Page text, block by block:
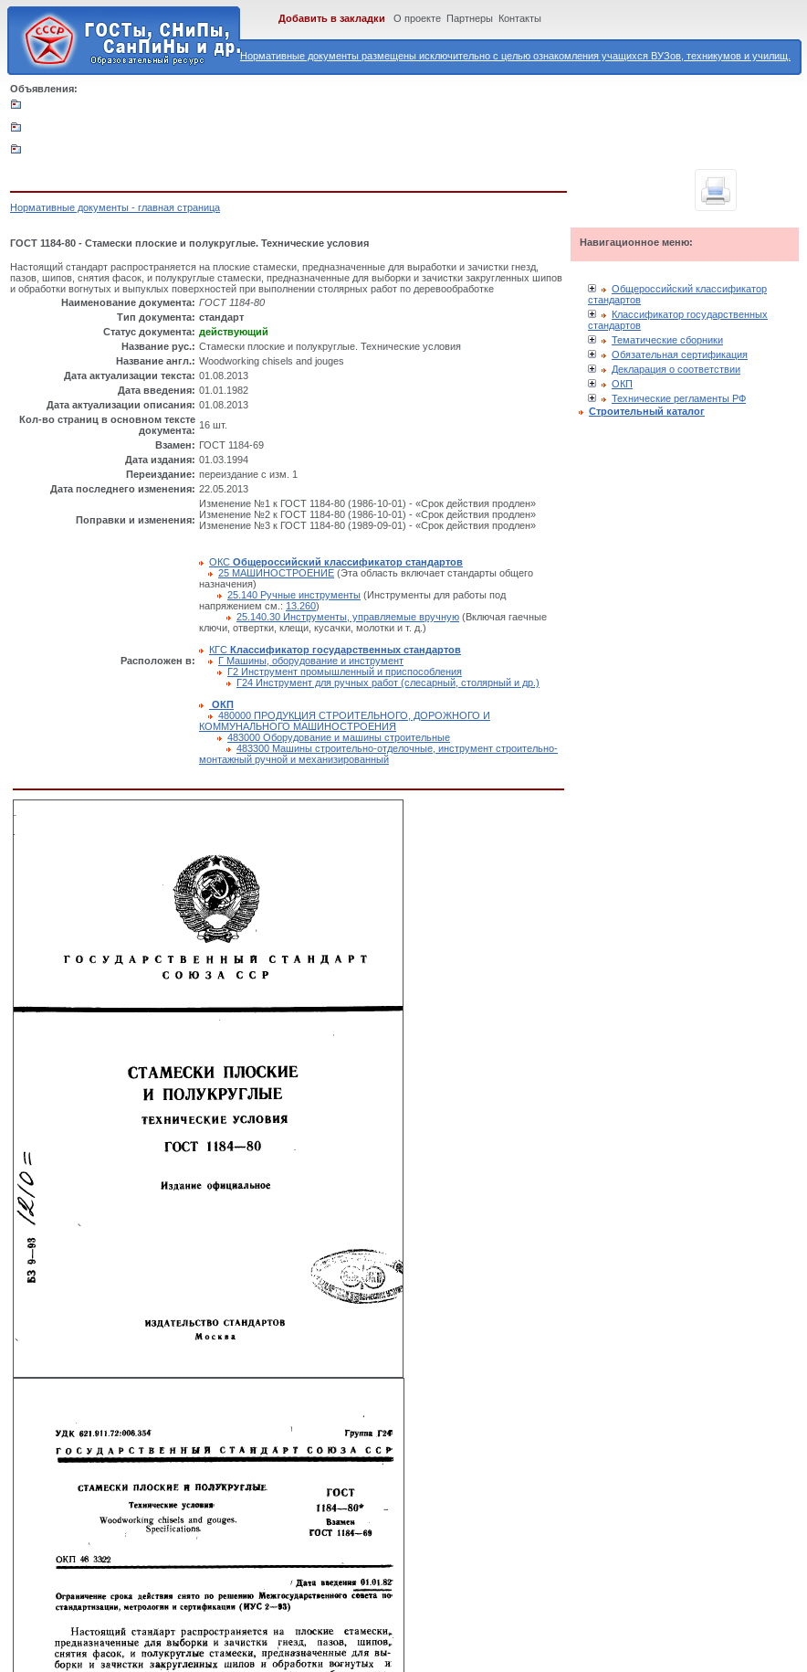
Нормативные документы размещены исключительно с целью ознакомления учащихся ВУЗов, техникумов и училищ.
Добавить в закладки О проекте Партнеры Контакты
Объявления:
Нормативные документы - главная страница
ГОСТ 1184-80 - Стамески плоские и полукруглые. Технические условия
Настоящий стандарт распространяется на плоские стамески, предназначенные для выработки и зачистки гнезд,
пазов, шипов, снятия фасок, и полукруглые стамески, предназначенные для выборки и зачистки закругленных шипов
и обработки вогнутых и выпуклых поверхностей при выполнении столярных работ по деревообработке
Наименование документа: ГОСТ 1184-80
Тип документа: стандарт
Статус документа: действующий
Название рус.: Стамески плоские и полукруглые. Технические условия
Название англ.: Woodworking chisels and jouges
Дата актуализации текста: 01.08.2013
Дата введения: 01.01.1982
Дата актуализации описания: 01.08.2013
Кол-во страниц в основном тексте
документа: 16 шт.
Взамен: ГОСТ 1184-69
Дата издания: 01.03.1994
Переиздание: переиздание с изм. 1
Дата последнего изменения: 22.05.2013
Поправки и изменения:
Изменение №1 к ГОСТ 1184-80 (1986-10-01) - «Срок действия продлен»
Изменение №2 к ГОСТ 1184-80 (1986-10-01) - «Срок действия продлен»
Изменение №3 к ГОСТ 1184-80 (1989-09-01) - «Срок действия продлен»
Расположен в:
ОКС Общероссийский классификатор стандартов
25 МАШИНОСТРОЕНИЕ (Эта область включает стандарты общего
назначения)
25.140 Ручные инструменты (Инструменты для работы под
напряжением см.: 13.260)
25.140.30 Инструменты, управляемые вручную (Включая гаечные
ключи, отвертки, клещи, кусачки, молотки и т. д.)
КГС Классификатор государственных стандартов
Г Машины, оборудование и инструмент
Г2 Инструмент промышленный и приспособления
Г24 Инструмент для ручных работ (слесарный, столярный и др.)
ОКП
480000 ПРОДУКЦИЯ СТРОИТЕЛЬНОГО, ДОРОЖНОГО И
КОММУНАЛЬНОГО МАШИНОСТРОЕНИЯ
483000 Оборудование и машины строительные
483300 Машины строительно-отделочные, инструмент строительно-
монтажный ручной и механизированный
Навигационное меню:
Общероссийский классификатор
стандартов
Классификатор государственных
стандартов
Тематические сборники
Обязательная сертификация
Декларация о соответствии
ОКП
Технические регламенты РФ
Строительный каталог